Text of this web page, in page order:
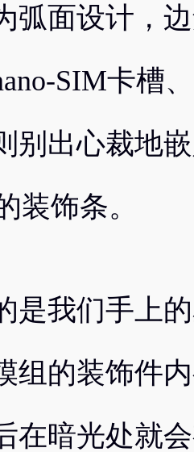
弧面设计，
SIM卡槽
别出心裁地
装饰条。
是我们手上
组的装饰件
在暗光处就